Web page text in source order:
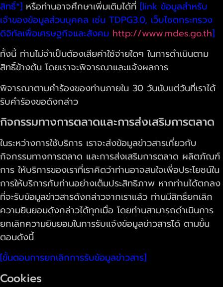
สิทธิ์*] หรือท่านอาจศึกษาเพิ่มเติมได้ที่ [link ข้อมูลสำหรับ
เจ้าของข้อมูลส่วนบุคคล เช่น TDPG3.0, เว็บไซตกระทรวง
ดิจิทัลเพื่อเศรษฐกิจและสังคม http://www.mdes.go.th]
ทั้งนี้ ท่านไม่จำเป็นต้องเสียค่าใช้จ่ายใดๆ ในการดำเนินตาม
สิทธิ์ข้างต้น โดยเราจะพิจารณาและแจ้งผลการ
พิจารณาตามคำร้องของท่านภายใน 30 วันนับแต่วันที่เราได้
รับคำร้องขอดังกล่าว
กิจกรรมทางการตลาดและการส่งเสริมการตลาด
ในระหว่างการใช้บริการ เราจะส่งข้อมูลข่าวสารเกี่ยวกับ
กิจกรรมทางการตลาด และการส่งเสริมการตลาด ผลิตภัณฑ์
การ ให้บริการของเราที่เราคิดว่าท่านอาจสนใจเพื่อประโยชน์ใน
การให้บริการกับท่านอย่างเต็มประสิทธิภาพ หากท่านได้ตกลง
ที่จะรับข้อมูลข่าวสารดังกล่าวจากเราแล้ว ท่านมีสิทธิ์ยกเลิก
ความยินยอมดังกล่าวได้ทุกเมื่อ โดยท่านสามารถดำเนินการ
ยกเลิกความยินยอมในการรับแจ้งข้อมูลข่าวสารได้ ตามขั้น
ตอนดังนี้
[ขั้นตอนการยกเลิกการรับข้อมูลข่าวสาร]
Cookies